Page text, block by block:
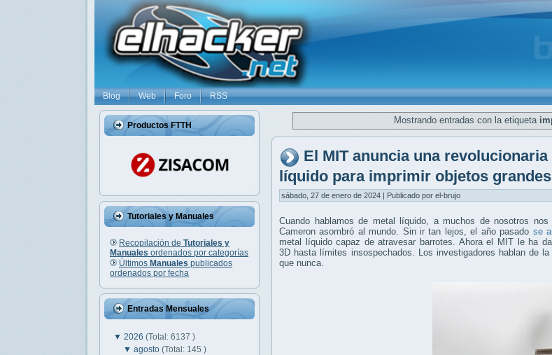
Blog Web Foro RSS
Productos FTTH
Tutoriales y Manuales
Recopilación de Tutoriales y
Manuales ordenados por categorías
Últimos Manuales publicados
ordenados por fecha
Entradas Mensuales
▼ 2026 (Total: 6137 )
▼agosto(Total: 145 )
Mostrando entradas con la etiqueta
El MIT anuncia una
líquido para imprimir objetos
sábado, 27 de enero de 2024 | Publicado por el-brujo
Cuando hablamos de metal líquido, a muchos de nosotros
Cameron asombró al mundo. Sin ir tan lejos, el año pasado se
metal líquido capaz de atravesar barrotes. Ahora el MIT le ha
3D hasta límites insospechados. Los investigadores hablan de
que nunca.